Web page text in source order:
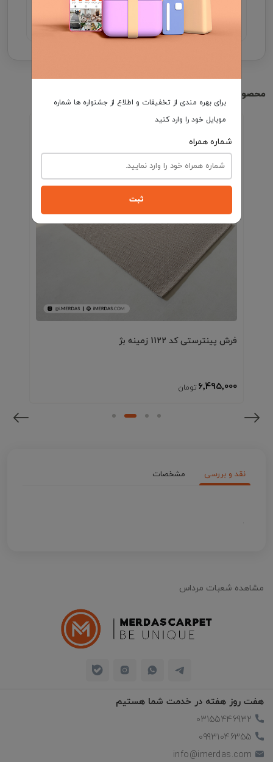
محصولات مشابه
فرش پینترستی کد 1122 زمینه بژ
6٬495٬000
نقد و بررسی مشخصات
.
برای بهره مندی از تخفیفات و اطلاع از جشنواره ها شماره
موبایل خود را وارد کنید
شماره همراه
ثبت
مشاهده شعبات مرداس
هفت روز هفته در خدمت شما هستیم
03155446932
09931046355
info@imerdas.com